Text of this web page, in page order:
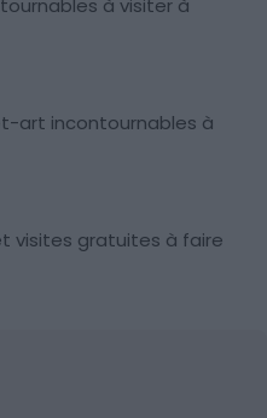
à visiter à
art incontournables à
visites gratuites à faire